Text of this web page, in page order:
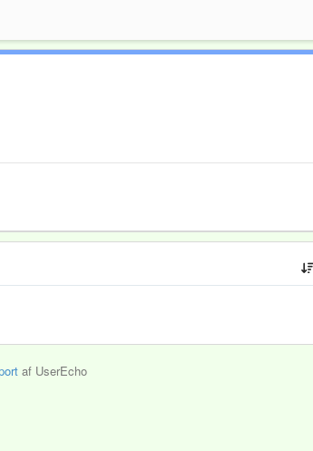
af UserEcho